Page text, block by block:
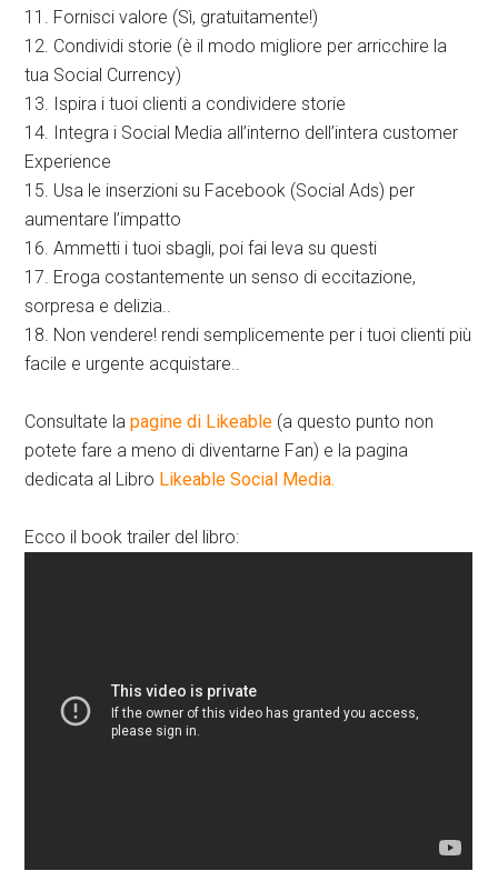
11. Fornisci valore (Sì, gratuitamente!)
12. Condividi storie (è il modo migliore per arricchire la
tua Social Currency)
13. Ispira i tuoi clienti a condividere storie
14. Integra i Social Media all’interno dell’intera customer
Experience
15. Usa le inserzioni su Facebook (Social Ads) per
aumentare l’impatto
16. Ammetti i tuoi sbagli, poi fai leva su questi
17. Eroga costantemente un senso di eccitazione,
sorpresa e delizia..
18. Non vendere! rendi semplicemente per i tuoi clienti più
facile e urgente acquistare..
Consultate la pagine di Likeable (a questo punto non
potete fare a meno di diventarne Fan) e la pagina
dedicata al Libro Likeable Social Media.
Ecco il book trailer del libro: